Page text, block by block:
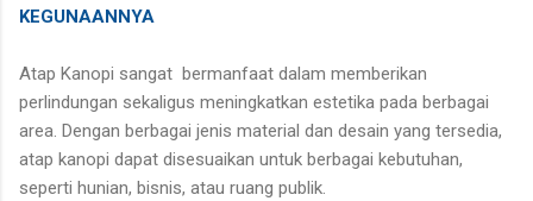
KEGUNAANNYA
Atap Kanopi sangat bermanfaat dalam memberikan
perlindungan sekaligus meningkatkan estetika pada berbagai
area. Dengan berbagai jenis material dan desain yang tersedia,
atap kanopi dapat disesuaikan untuk berbagai kebutuhan,
seperti hunian, bisnis, atau ruang publik.